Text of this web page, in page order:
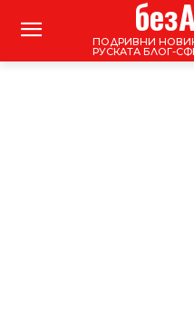
ПОДРИВНИ
РУСКАТА БЛОГ-